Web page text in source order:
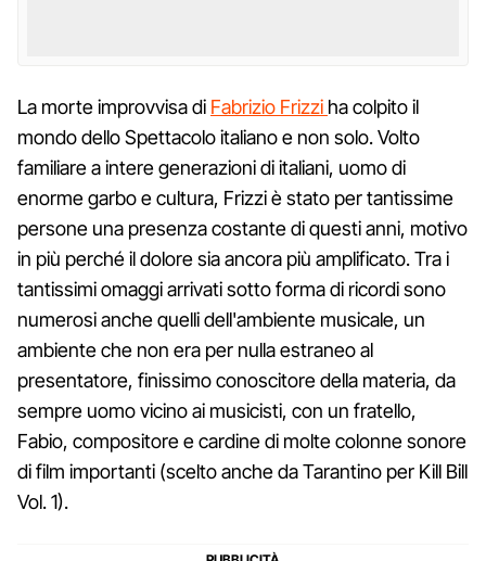
La morte improvvisa di Fabrizio Frizzi ha colpito il
mondo dello Spettacolo italiano e non solo. Volto
familiare a intere generazioni di italiani, uomo di
enorme garbo e cultura, Frizzi è stato per tantissime
persone una presenza costante di questi anni, motivo
in più perché il dolore sia ancora più amplificato. Tra i
tantissimi omaggi arrivati sotto forma di ricordi sono
numerosi anche quelli dell'ambiente musicale, un
ambiente che non era per nulla estraneo al
presentatore, finissimo conoscitore della materia, da
sempre uomo vicino ai musicisti, con un fratello,
Fabio, compositore e cardine di molte colonne sonore
di film importanti (scelto anche da Tarantino per Kill Bill
Vol. 1).